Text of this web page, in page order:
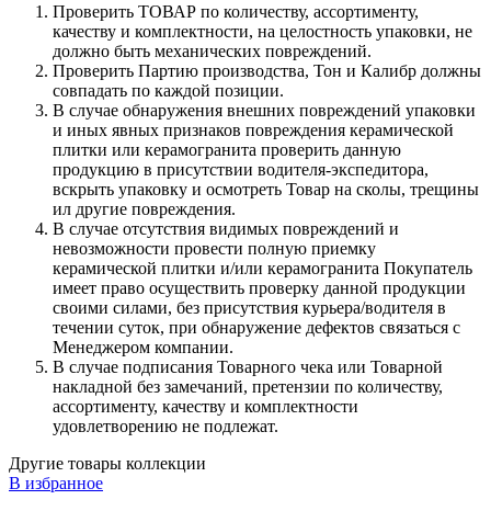
Проверить ТОВАР по количеству, ассортименту,
качеству и комплектности, на целостность упаковки, не
должно быть механических повреждений.
Проверить Партию производства, Тон и Калибр должны
совпадать по каждой позиции.
В случае обнаружения внешних повреждений упаковки
и иных явных признаков повреждения керамической
плитки или керамогранита проверить данную
продукцию в присутствии водителя-экспедитора,
вскрыть упаковку и осмотреть Товар на сколы, трещины
ил другие повреждения.
В случае отсутствия видимых повреждений и
невозможности провести полную приемку
керамической плитки и/или керамогранита Покупатель
имеет право осуществить проверку данной продукции
своими силами, без присутствия курьера/водителя в
течении суток, при обнаружение дефектов связаться с
Менеджером компании.
В случае подписания Товарного чека или Товарной
накладной без замечаний, претензии по количеству,
ассортименту, качеству и комплектности
удовлетворению не подлежат.
Другие товары коллекции
В избранное